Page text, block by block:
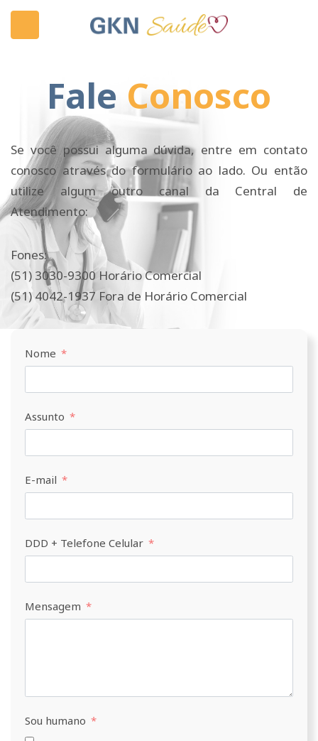
(Fale conosco)
Fale Conosco
Se você possui alguma dúvida, entre em contato
conosco através do formulário ao lado. Ou então
utilize algum outro canal da Central de
Atendimento:
Fones:
(51) 3030-9300 Horário Comercial
(51) 4042-1937 Fora de Horário Comercial
Nome
Assunto
E-mail
DDD + Telefone Celular
Mensagem
Sou humano